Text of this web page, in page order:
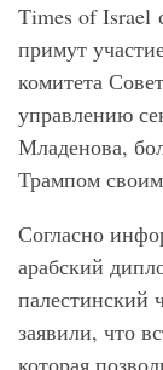
Times of Israel
примут
комитета
управлению
Младенова,
Трампом
Согласно
арабский
палестинский
заявили, что